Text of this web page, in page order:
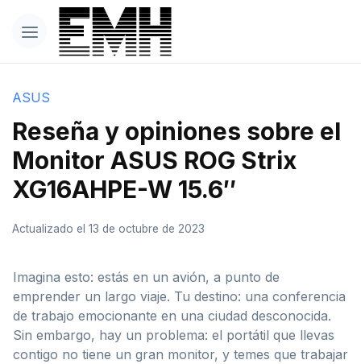
ASUS
Reseña y opiniones sobre el
Monitor ASUS ROG Strix
XG16AHPE-W 15.6″
Actualizado el 13 de octubre de 2023
Imagina esto: estás en un avión, a punto de
emprender un largo viaje. Tu destino: una conferencia
de trabajo emocionante en una ciudad desconocida.
Sin embargo, hay un problema: el portátil que llevas
contigo no tiene un gran monitor, y temes que trabajar